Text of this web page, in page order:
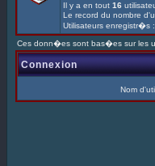
Il y a en tout 16
Le record du nombre
Utilisateurs enregistr�s
Ces donn�es sont bas�es sur les
Connexion
Nom